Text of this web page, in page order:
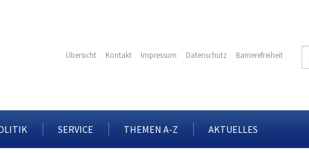
Übersicht Kontakt Impressum Datenschutz Barrierefreiheit
SERVICE THEMEN A-Z AKTUELLES